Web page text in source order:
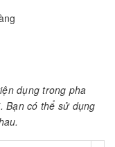
dụng trong pha
Bạn có thể sử dụng